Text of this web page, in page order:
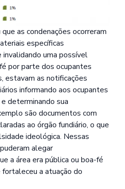
as condenações ocorreram
específicas
invalidando uma possível
por parte dos ocupantes
estavam as notificações
informando aos ocupantes
determinando sua
são documentos com
ao órgão fundiário, o que
ideológica. Nessas
alegar
a área era pública ou boa-fé
fortaleceu a atuação do